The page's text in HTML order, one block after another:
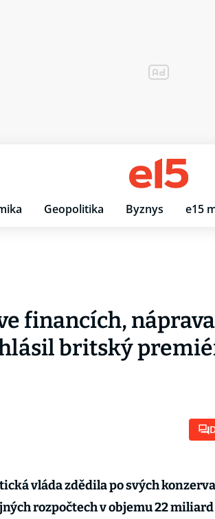
Geopolitika Byznys e15
financích, náprava
britský
vláda zdědila po svých
rozpočtech v objemu 22